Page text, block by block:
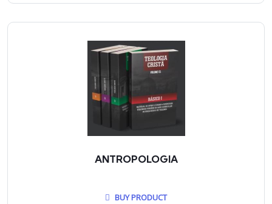
ANTROPOLOGIA
BUY PRODUCT